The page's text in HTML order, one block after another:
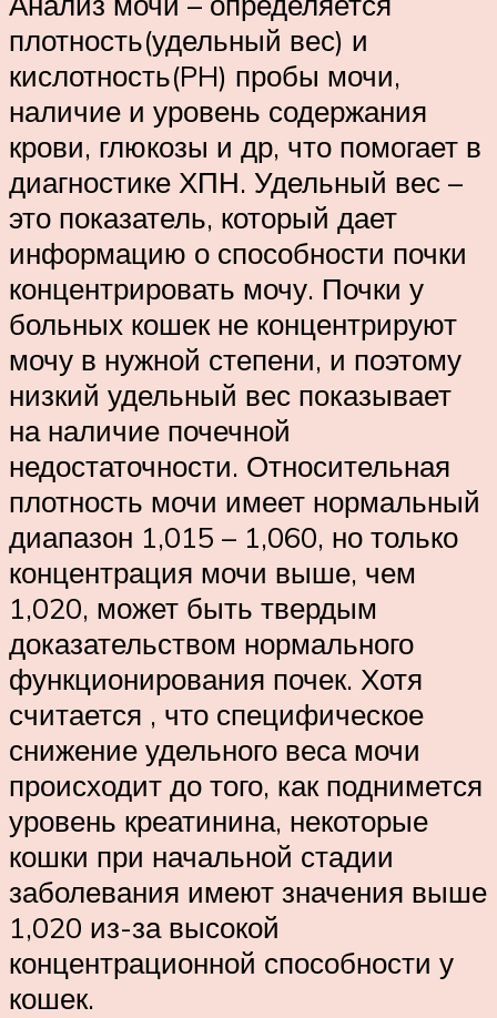
плотность(удельный вес) и
кислотность(PH) пробы мочи,
наличие и уровень содержания
крови, глюкозы и др, что помогает в
диагностике ХПН. Удельный вес –
это показатель, который дает
информацию о способности почки
концентрировать мочу. Почки у
больных кошек не концентрируют
мочу в нужной степени, и поэтому
низкий удельный вес показывает
на наличие почечной
недостаточности. Относительная
плотность мочи имеет нормальный
диапазон 1,015 – 1,060, но только
концентрация мочи выше, чем
1,020, может быть твердым
доказательством нормального
функционирования почек. Хотя
считается , что специфическое
снижение удельного веса мочи
происходит до того, как поднимется
уровень креатинина, некоторые
кошки при начальной стадии
заболевания имеют значения выше
1,020 из-за высокой
концентрационной способности у
кошек.